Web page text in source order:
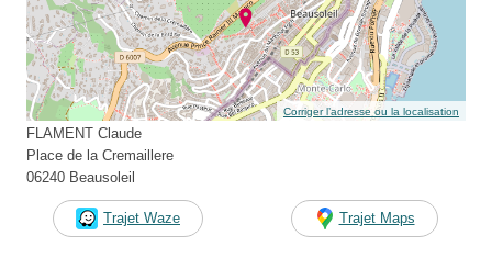
Corriger l’adresse ou la localisation
FLAMENT Claude
Place de la Cremaillere
06240 Beausoleil
Trajet Waze Trajet Maps